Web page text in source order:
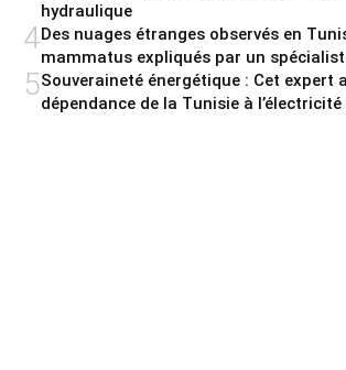
hydraulique
4Des nuages étranges observés en
mammatus expliqués par un
5Souveraineté énergétique : Cet expert
dépendance de la Tunisie à